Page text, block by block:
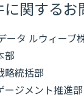
に関するお
ータ ルウィーブ
部
略統括部
ージメント推進部